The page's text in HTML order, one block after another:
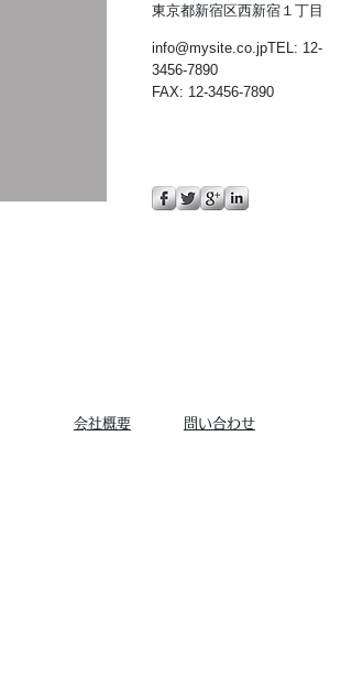
東京都新宿区西新宿１丁目
info@mysite.co.jpTEL: 12-
3456-7890
FAX: 12-3456-7890
​会社概要 問い合わせ